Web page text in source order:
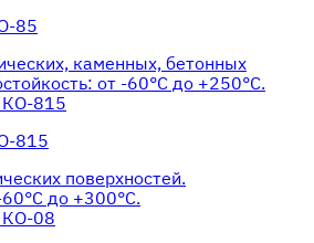
85
каменных, бетонных
от -60°С до +250°С.
815
поверхностей.
до +300°С.